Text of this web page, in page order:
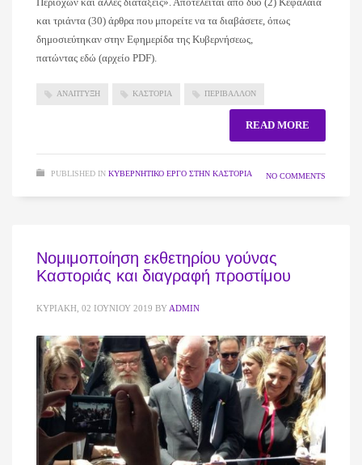
και τριάντα (30) άρθρα που μπορείτε να τα διαβάσετε, όπως
δημοσιεύτηκαν στην Εφημερίδα της Κυβερνήσεως,
πατώντας εδώ (αρχείο PDF).
ΑΝΑΠΤΥΞΗ ΚΑΣΤΟΡΙΑ ΠΕΡΙΒΑΛΛΟΝ
READ MORE
PUBLISHED IN ΚΥΒΕΡΝΗΤΙΚΌ ΈΡΓΟ ΣΤΗΝ ΚΑΣΤΟΡΙΆ NO COMMENTS
Νομιμοποίηση εκθετηρίου γούνας
Καστοριάς και διαγραφή προστίμου
ΚΥΡΙΑΚΉ, 02 ΙΟΥΝΊΟΥ 2019 BY ADMIN